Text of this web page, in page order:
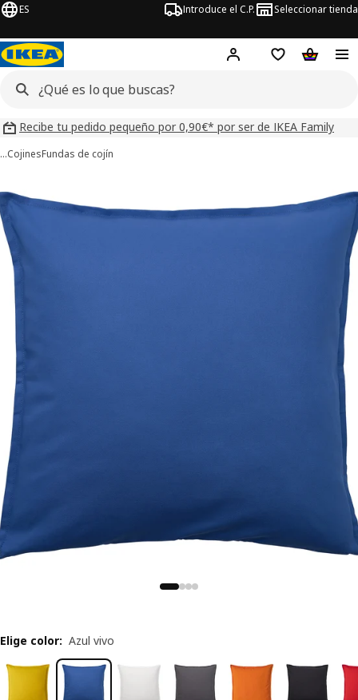
ES Introduce el C.P. Seleccionar tienda
Hej! Iniciar sesión
Lista de deseos
Carrito
Recibe tu pedido pequeño por 0,90€* por ser de IKEA Family
…CojinesFundas de cojín
de 4 GURLI
Elige color: Azul vivo